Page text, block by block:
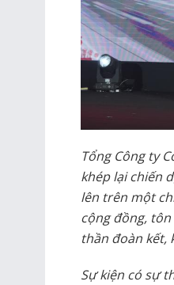
Tổng Công ty
khép lại chiến
lên trên một
cộng đồng,
thần đoàn kết,
Sự kiện có sự